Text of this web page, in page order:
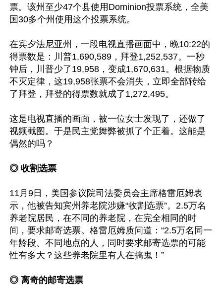
票。该州至少47个县使用Dominion投票系统，全美
国30多个州使用这个投票系统。
在宾夕法尼亚州，一段电视直播画面中，晚10:22的
得票数是：川普1,690,589，拜登1,252,537。一秒
钟后，川普少了19,958，变成1,670,631。根据物质
不灭定律，这19,958张票不会消失，立即全部转给
了拜登，拜登的得票数就成了1,272,495。
这是电视直播的画面，被一位女士发现了，还做了
视频截图。于是民主党舞弊被抓了个正着。这能是
偶然的吗？
◎ 收割选票
11月9日，美国参议院司法委员会主席格雷厄姆表
示，他被告知宾州养老院涉嫌“收割选票”。2.5万名
养老院居民，在不同的养老院，在完全相同的时
间，要求邮寄选票。格雷厄姆质问道：“2.5万名同一
年龄段、不同地点的人，同时要求邮寄选票的可能
性有多大？这些养老院里有人在搞鬼！”
◎ 离奇的邮寄选票